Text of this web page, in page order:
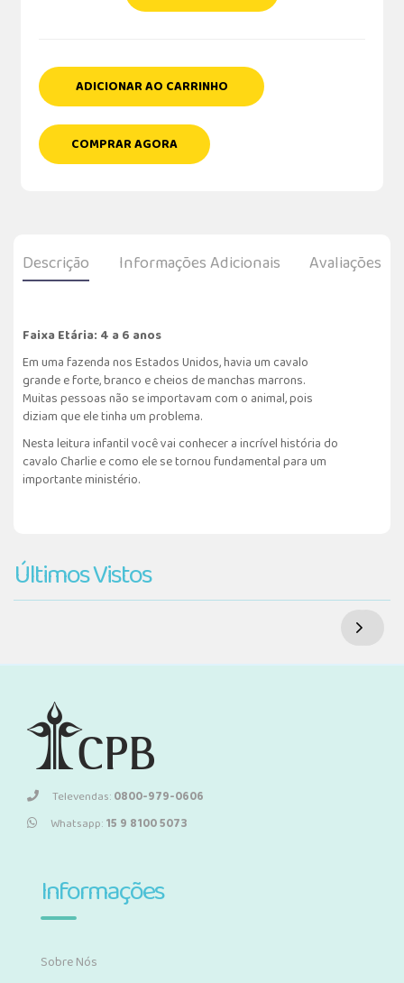
ADICIONAR AO CARRINHO
COMPRAR AGORA
Descrição Informações Adicionais Avaliações
Faixa Etária: 4 a 6 anos
Em uma fazenda nos Estados Unidos, havia um cavalo
grande e forte, branco e cheios de manchas marrons.
Muitas pessoas não se importavam com o animal, pois
diziam que ele tinha um problema.
Nesta leitura infantil você vai conhecer a incrível história do
cavalo Charlie e como ele se tornou fundamental para um
importante ministério.
Últimos Vistos
Televendas:0800-979-0606
Whatsapp:15 9 8100 5073
Informações
Sobre Nós